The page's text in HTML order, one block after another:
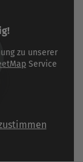
zu unserer
Service